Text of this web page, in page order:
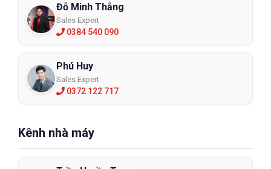
Đỗ Minh Thắng
Sales Expert
0384 540 090
Phú Huy
Sales Expert
0372 122 717
Kênh nhà máy